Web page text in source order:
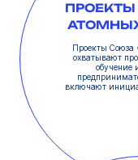
ПРОЕКТЫ
Проекты Союза
охватывают
обучение
включают